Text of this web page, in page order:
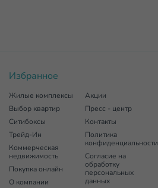
Избранное
Жилые комплексы
Выбор квартир
Ситибоксы
Трейд-Ин
Коммерческая
недвижимость
Покупка онлайн
О компании
Акции
Пресс - центр
Контакты
Политика
конфиденциальности
Согласие на
обработку
персональных
данных